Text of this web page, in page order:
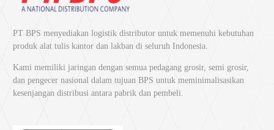
PT BPS menyediakan logistik distributor untuk memenuhi kebutuhan
produk alat tulis kantor dan lakban di seluruh Indonesia.
Kami memiliki jaringan dengan semua pedagang grosir, semi grosir,
dan pengecer nasional dalam tujuan BPS untuk meminimalisasikan
kesenjangan distribusi antara pabrik dan pembeli.